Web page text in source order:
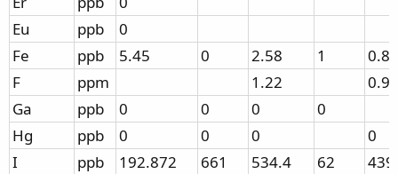
Eu
ppb
0
Fe
ppb 5.45 0 2.58 1
0.89
F
ppm 1.22
0.98
Ga
ppb 0 0 0
0
Hg
ppb 0 0 0
0
I
ppb 192.872 661 534.4 62
439